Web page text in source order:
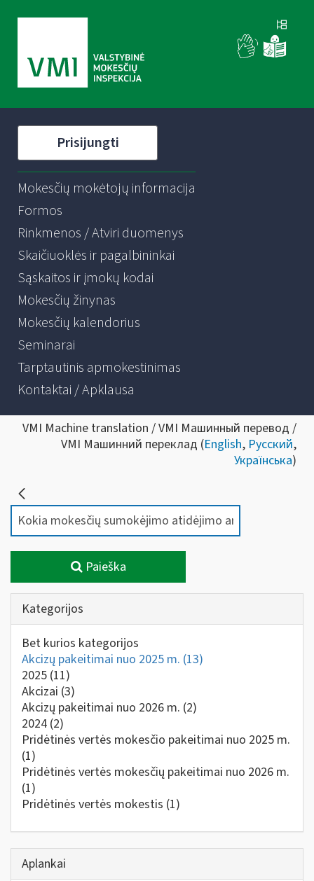
Prisijungti
Mokesčių mokėtojų informacija
Formos
Rinkmenos / Atviri duomenys
Skaičiuoklės ir pagalbininkai
Sąskaitos ir įmokų kodai
Mokesčių žinynas
Mokesčių kalendorius
Seminarai
Tarptautinis apmokestinimas
Kontaktai / Apklausa
VMI Machine translation / VMI Машинный перевод /
VMI Машинний переклад (English, Русский,
Українська)
Paieška
Kategorijos
Bet kurios kategorijos
Akcizų pakeitimai nuo 2025 m. (13)
2025 (11)
Akcizai (3)
Akcizų pakeitimai nuo 2026 m. (2)
2024 (2)
Pridėtinės vertės mokesčio pakeitimai nuo 2025 m.
(1)
Pridėtinės vertės mokesčių pakeitimai nuo 2026 m.
(1)
Pridėtinės vertės mokestis (1)
Aplankai